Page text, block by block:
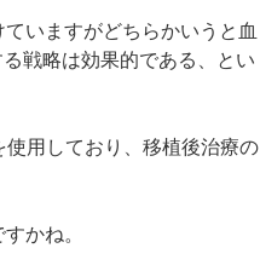
いますがどちらかいうと血
戦略は効果的である、とい
用しており、移植後治療の
かね。